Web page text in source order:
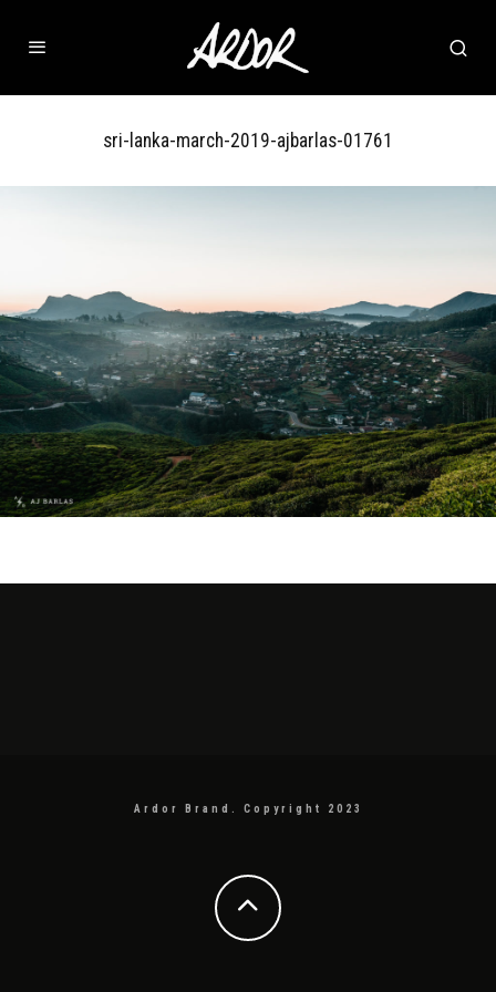
sri-lanka-march-2019-ajbarlas-01761
Ardor Brand. Copyright 2023